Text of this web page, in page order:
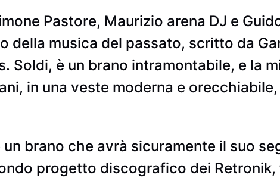
Pastore, Maurizio arena DJ e
della musica del passato, scritto da
Soldi, è un brano intramontabile, e la
in una veste moderna e
brano che avrà sicuramente il suo
progetto discografico dei Retronik,